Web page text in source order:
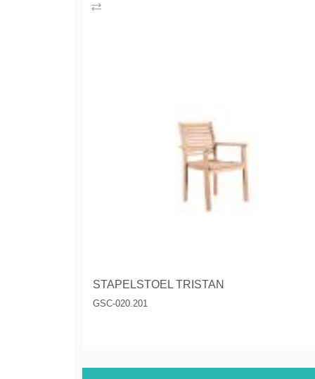
STAPELSTOEL TRISTAN
GSC-020.201